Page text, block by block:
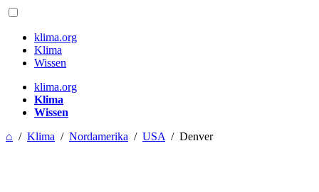
klima.org
Klima
Wissen
klima.org
Klima
Wissen
⌂ / Klima / Nordamerika / USA / Denver